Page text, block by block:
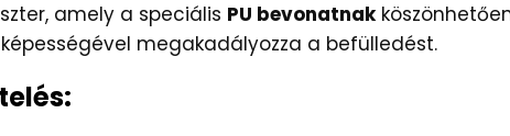
amely a speciális PU bevonatnak
megakadályozza a befülledést.